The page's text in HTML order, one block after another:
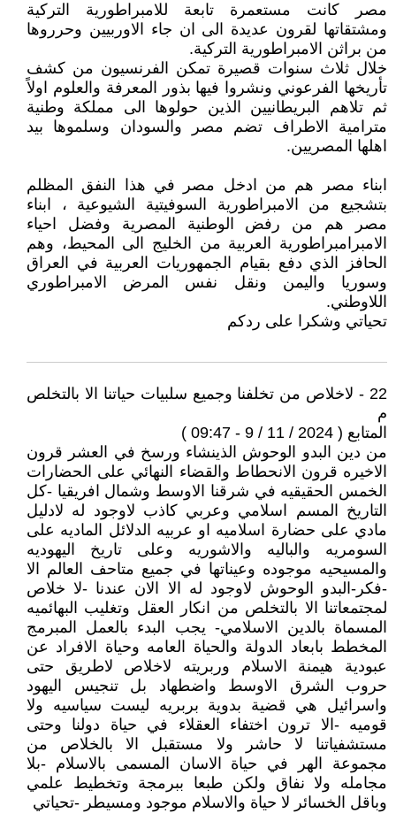
مصر كانت مستعمرة تابعة للامبراطورية التركية
ومشتقاتها لقرون عديدة الى ان جاء الاوربيين وحرروها
من براثن الامبراطورية التركية.
خلال ثلاث سنوات قصيرة تمكن الفرنسيون من كشف
تأريخها الفرعوني ونشروا فيها بذور المعرفة والعلوم اولاً
ثم تلاهم البريطانيين الذين حولوها الى مملكة وطنية
مترامية الاطراف تضم مصر والسودان وسلموها بيد
اهلها المصريين.
ابناء مصر هم من ادخل مصر في هذا النفق المظلم
بتشجيع من الامبراطورية السوفيتية الشيوعية ، ابناء
مصر هم من رفض الوطنية المصرية وفضل احياء
الامبرامبراطورية العربية من الخليج الى المحيط، وهم
الحافز الذي دفع بقيام الجمهوريات العربية في العراق
وسوريا واليمن ونقل نفس المرض الامبراطوري
اللاوطني.
تحياتي وشكرا على ردكم
22 - لاخلاص من تخلفنا وجميع سلبيات حياتنا الا بالتخلص
م
المتابع ( 2024 / 11 / 9 - 09:47 )
من دين البدو الوحوش الذينشاء ورسخ في العشر قرون
الاخيره قرون الانحطاط والقضاء النهائي على الحضارات
الخمس الحقيقيه في شرقنا الاوسط وشمال افريقيا -كل
التاريخ المسم اسلامي وعربي كاذب لاوجود له لادليل
مادي على حضارة اسلاميه او عربيه الدلائل الماديه على
السومريه والباليه والاشوريه وعلى تاريخ اليهوديه
والمسيحيه موجوده وعيناتها في جميع متاحف العالم الا
-فكر-البدو الوحوش لاوجود له الا الان عندنا -لا خلاص
لمجتمعاتنا الا بالتخلص من انكار العقل وتغليب البهائميه
المسماة بالدين الاسلامي- يجب البدء بالعمل المبرمج
المخطط بابعاد الدولة والحياة العامه وحياة الافراد عن
عبودية هيمنة الاسلام وربريته لاخلاص لاطريق حتى
حروب الشرق الاوسط واضطهاد بل تنجيس اليهود
واسرائيل هي قضية بدوية بربريه ليست سياسيه ولا
قوميه -الا ترون اختفاء العقلاء في حياة دولنا وحتى
مستشفياتنا لا حاشر ولا مستقبل الا بالخلاص من
مجموعة الهر في حياة الاسان المسمى بالاسلام -بلا
مجامله ولا نفاق ولكن طبعا ببرمجة وتخطيط علمي
وباقل الخسائر لا حياة والاسلام موجود ومسيطر -تحياتي